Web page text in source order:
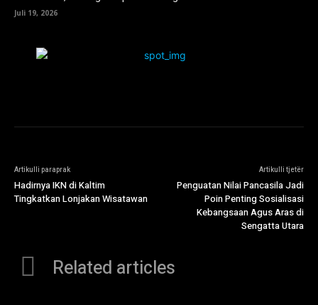
Juli 19, 2026
Artikulli paraprak
Hadirnya IKN di Kaltim
Tingkatkan Lonjakan Wisatawan
Artikulli tjetër
Penguatan Nilai Pancasila Jadi
Poin Penting Sosialisasi
Kebangsaan Agus Aras di
Sengatta Utara
Related articles